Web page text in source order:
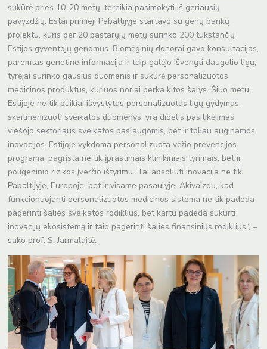
sukūrė prieš 10-20 metų, tereikia pasimokyti iš geriausių
pavyzdžių. Estai primieji Pabaltijyje startavo su genų bankų
projektu, kuris per 20 pastarųjų metų surinko 200 tūkstančių
Estijos gyventojų genomus. Biomėginių donorai gavo konsultacijas,
paremtas genetine informacija ir taip galėjo išvengti daugelio ligų,
tyrėjai surinko gausius duomenis ir sukūrė personalizuotos
medicinos produktus, kuriuos noriai perka kitos šalys. Šiuo metu
Estijoje ne tik puikiai išvystytas personalizuotas ligų gydymas,
skaitmenizuoti sveikatos duomenys, yra didelis pasitikėjimas
viešojo sektoriaus sveikatos paslaugomis, bet ir toliau auginamos
inovacijos. Estijoje vykdoma personalizuota vėžio prevencijos
programa, pagrįsta ne tik įprastiniais klinikiniais tyrimais, bet ir
poligeninio rizikos įverčio ištyrimu. Tai absoliuti inovacija ne tik
Pabaltijyje, Europoje, bet ir visame pasaulyje. Akivaizdu, kad
funkcionuojanti personalizuotos medicinos sistema ne tik padeda
pagerinti šalies sveikatos rodiklius, bet kartu padeda sukurti
inovacijų ekosistemą ir taip pagerinti šalies finansinius rodiklius“, –
sako prof. S. Jarmalaitė.